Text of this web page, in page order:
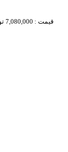
قیمت : 7,080,000 تومان